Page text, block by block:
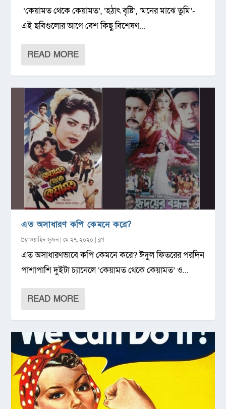
‘কেয়ামত থেকে কেয়ামত’, ‘হঠাৎ বৃষ্টি’, ‘মনের মাঝে তুমি’-
এই ছবিগুলোর আগে বেশ কিছু বিশেষণ...
READ MORE
এত অসাধারণ কপি কেমনে করে?
byওয়াহিদ সুজন|মে ২৭, ২০২০ |ব্লগ
এত অসাধারণভাবে কপি কেমনে করে? ঈদুল ফিতরের পরদিন
পাশাপাশি দুইটা চ্যানেলে ‘কেয়ামত থেকে কেয়ামত’ ও...
READ MORE